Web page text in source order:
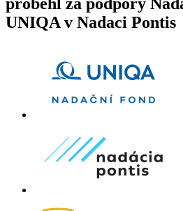
UNIQA v Nadaci Pontis